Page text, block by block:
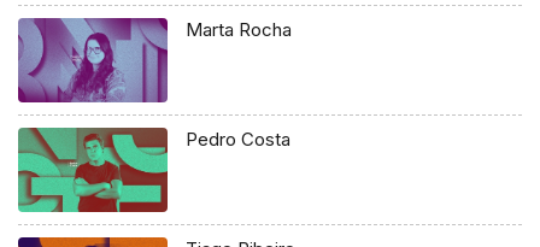
Marta Rocha
Pedro Costa